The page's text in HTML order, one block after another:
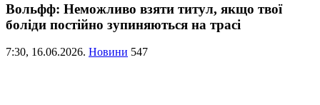
Вольфф: Неможливо взяти титул, якщо твої
боліди постійно зупиняються на трасі
7:30, 16.06.2026. Новини 547